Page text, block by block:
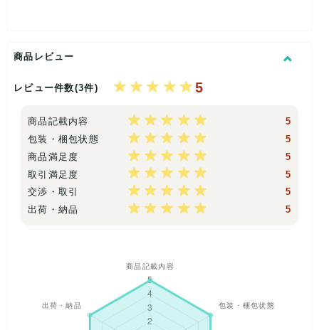
す。
在庫がない柄は写真に写っていても入らない場合もあります。
※当店のまとめ売り商品は、ショップや古着業者、副業の個人
などの仕入れなどにご活用いただいております。
おかげ様で大
変ご好評いただいております。フリマサイトやネット、ショッ
プやフリーマーケットなどで転売していただいて大丈夫です。
汚れがある場合もございます。
ご理解の上よろしくお願いします。
商品レビュー
レビュー件数(3件) 5
商品記載内容
5
包装・梱包状態
5
商品満足度
5
取引満足度
5
交渉・取引
5
出荷・納品
5